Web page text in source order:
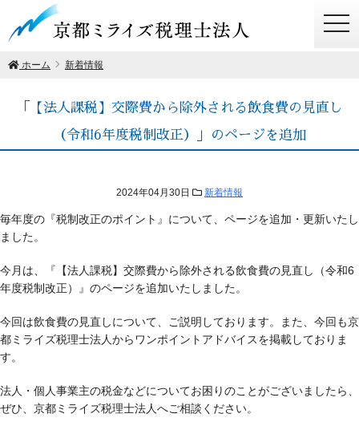
ホーム 新着情報
「【法人課税】交際費から除外される飲食費の見直し
（令和6年度税制改正）」のページを追加
2024年04月30日 新着情報
毎年度の『税制改正のポイント』について、ページを追加・更新いたし
ました。
今月は、『【法人課税】交際費から除外される飲食費の見直し（令和6
年度税制改正）』のページを追加いたしました。
今回は飲食費の見直しについて、ご説明しております。また、今回も京
都ミライズ税理士法人からワンポイントアドバイスを掲載しておりま
す。
法人・個人事業主の税金などについてお困りのことがございましたら、
ぜひ、京都ミライズ税理士法人へご相談ください。